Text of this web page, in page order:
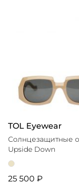
TOL Eyewear
Солнцезащитные
Upside Down
25 500 ₽